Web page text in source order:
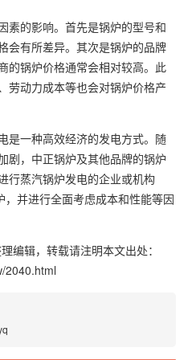
素的影响。首先是锅炉的型号和
会有所差异。其次是锅炉的品牌
的锅炉价格通常会相对较高。此
劳动力成本等也会对锅炉价格产
是一种高效经济的发电方式。随
剧，中正锅炉及其他品牌的锅炉
行蒸汽锅炉发电的企业或机构
并进行全面考虑成本和性能等因
编辑，转载请注明本文出处：
2040.html